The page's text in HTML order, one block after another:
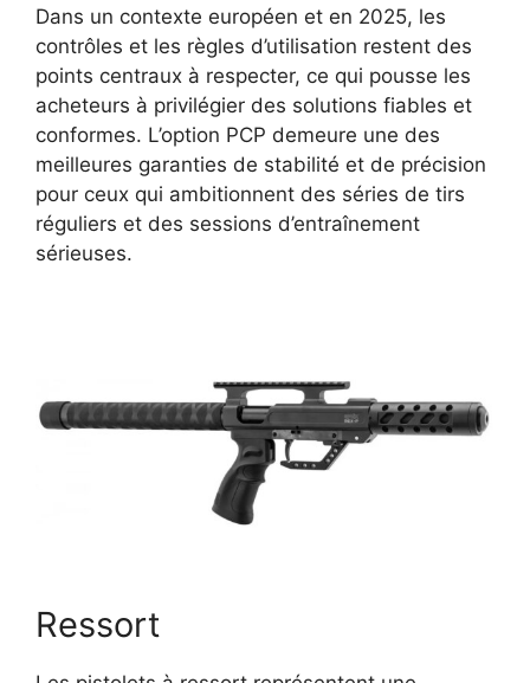
Dans un contexte européen et en 2025, les
contrôles et les règles d’utilisation restent des
points centraux à respecter, ce qui pousse les
acheteurs à privilégier des solutions fiables et
conformes. L’option PCP demeure une des
meilleures garanties de stabilité et de précision
pour ceux qui ambitionnent des séries de tirs
réguliers et des sessions d’entraînement
sérieuses.
Ressort